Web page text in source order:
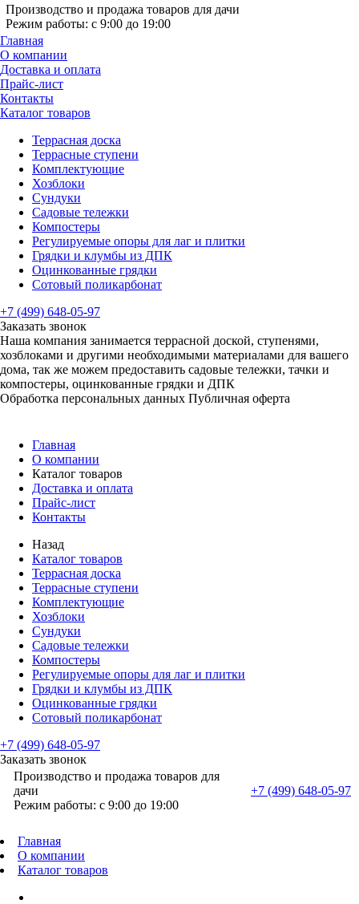
Производство и продажа товаров для дачи
Режим работы: с 9:00 до 19:00
Главная
О компании
Доставка и оплата
Прайс-лист
Контакты
Каталог товаров
Террасная доска
Террасные ступени
Комплектующие
Хозблоки
Сундуки
Садовые тележки
Компостеры
Регулируемые опоры для лаг и плитки
Грядки и клумбы из ДПК
Оцинкованные грядки
Сотовый поликарбонат
+7 (499) 648-05-97
Заказать звонок
Наша компания занимается террасной доской, ступенями,
хозблоками и другими необходимыми материалами для вашего
дома, так же можем предоставить садовые тележки, тачки и
компостеры, оцинкованные грядки и ДПК
Обработка персональных данных Публичная оферта
Главная
О компании
Каталог товаров
Доставка и оплата
Прайс-лист
Контакты
Назад
Каталог товаров
Террасная доска
Террасные ступени
Комплектующие
Хозблоки
Сундуки
Садовые тележки
Компостеры
Регулируемые опоры для лаг и плитки
Грядки и клумбы из ДПК
Оцинкованные грядки
Сотовый поликарбонат
+7 (499) 648-05-97
Заказать звонок
Производство и продажа товаров для
дачи
Режим работы: с 9:00 до 19:00
+7 (499) 648-05-97
Главная
О компании
Каталог товаров